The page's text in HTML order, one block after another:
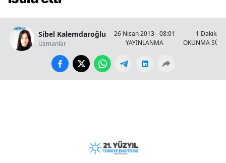
Sibel Kalemdaroğlu
Uzmanlar
26 Nisan 2013 - 08:01
YAYINLANMA
1 Dakika
OKUNMA